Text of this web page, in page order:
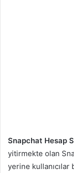
Snapchat Hesap
yitirmekte olan
yerine kullanıcılar